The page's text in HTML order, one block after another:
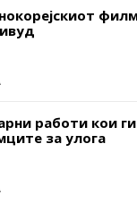
работи кои
за улога